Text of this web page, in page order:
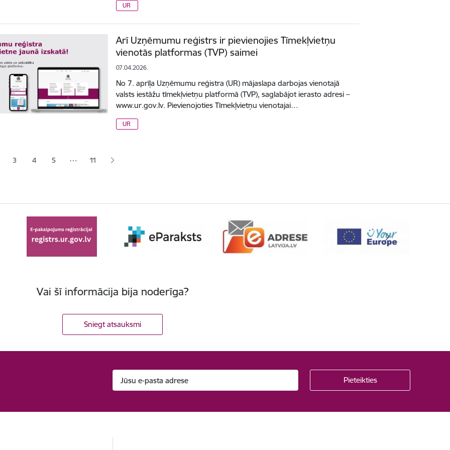
UR
Arī Uzņēmumu reģistrs ir pievienojies Tīmekļvietņu
vienotās platformas (TVP) saimei
07.04.2026.
No 7. aprīļa Uzņēmumu reģistra (UR) mājaslapa darbojas vienotajā
valsts iestāžu tīmekļvietņu platformā (TVP), saglabājot ierasto adresi –
www.ur.gov.lv. Pievienojoties Tīmekļvietņu vienotajai…
UR
lapaLapa
3 Lapa
4 Lapa
5 … 11
Vai šī informācija bija noderīga?
Sniegt atsauksmi